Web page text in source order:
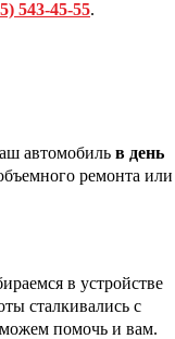
543-45-55.
автомобиль в день
ремонта или
в устройстве
сталкивались с
помочь и вам.